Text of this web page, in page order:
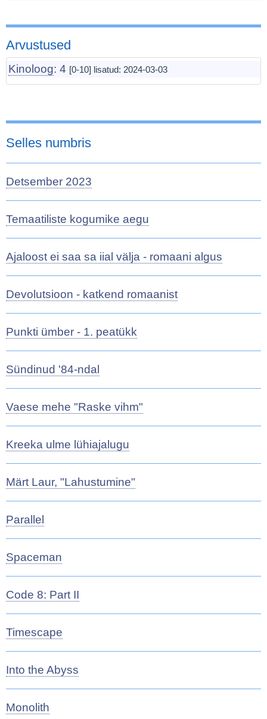
Arvustused
Kinoloog: 4 [0-10] lisatud: 2024-03-03
Selles numbris
Detsember 2023
Temaatiliste kogumike aegu
Ajaloost ei saa sa iial välja - romaani algus
Devolutsioon - katkend romaanist
Punkti ümber - 1. peatükk
Sündinud '84-ndal
Vaese mehe "Raske vihm"
Kreeka ulme lühiajalugu
Märt Laur, "Lahustumine"
Parallel
Spaceman
Code 8: Part II
Timescape
Into the Abyss
Monolith